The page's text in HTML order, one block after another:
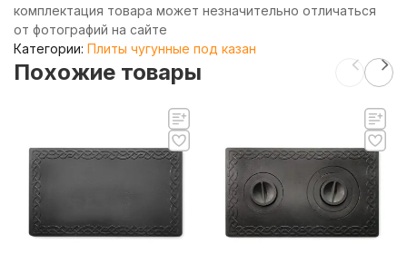
комплектация товара может незначительно отличаться
от фотографий на сайте
Категории: Плиты чугунные под казан
Похожие товары